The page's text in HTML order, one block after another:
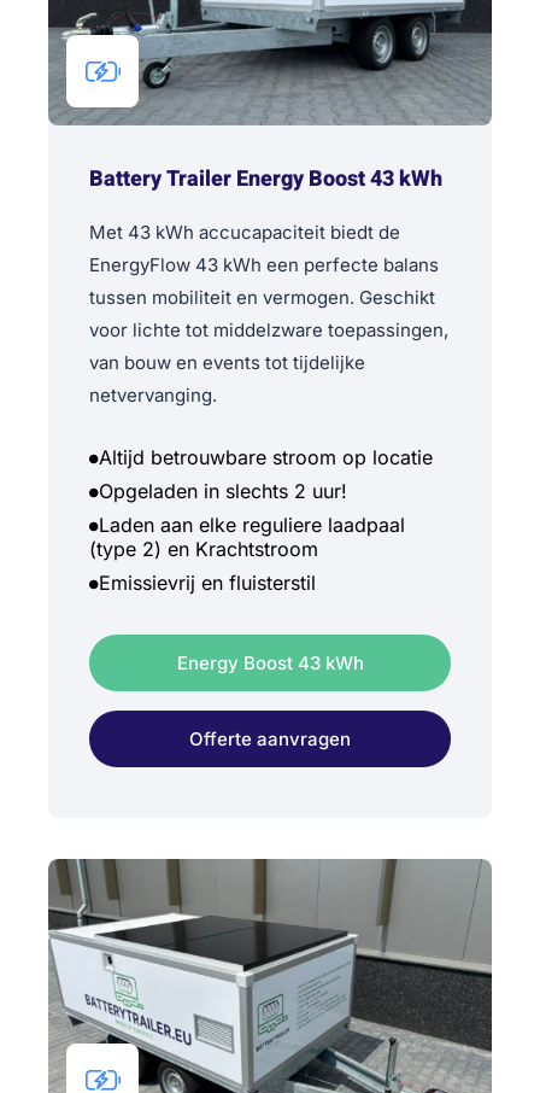
Battery Trailer Energy Boost 43 kWh
Met 43 kWh accucapaciteit biedt de
EnergyFlow 43 kWh een perfecte balans
tussen mobiliteit en vermogen. Geschikt
voor lichte tot middelzware toepassingen,
van bouw en events tot tijdelijke
netvervanging.
Altijd betrouwbare stroom op locatie
Opgeladen in slechts 2 uur!
Laden aan elke reguliere laadpaal
(type 2) en Krachtstroom
Emissievrij en fluisterstil
Energy Boost 43 kWh
Offerte aanvragen